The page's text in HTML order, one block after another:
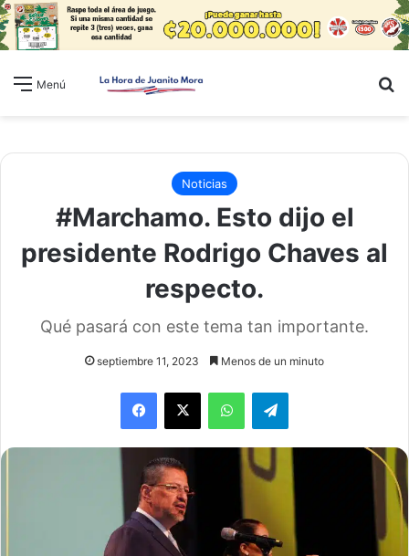
Menú
Noticias
#Marchamo. Esto dijo el
presidente Rodrigo Chaves al
respecto.
Qué pasará con este tema tan importante.
septiembre 11, 2023 Menos de un minuto
WhatsAppTelegram